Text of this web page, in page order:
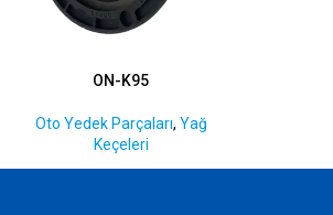
ON-K95
Oto Yedek Parçaları, Yağ
Keçeleri